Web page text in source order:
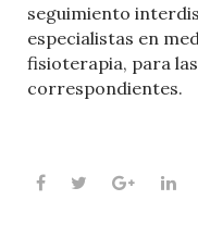
seguimiento
especialistas en
fisioterapia, para
correspondientes.
Facebook
Twitter